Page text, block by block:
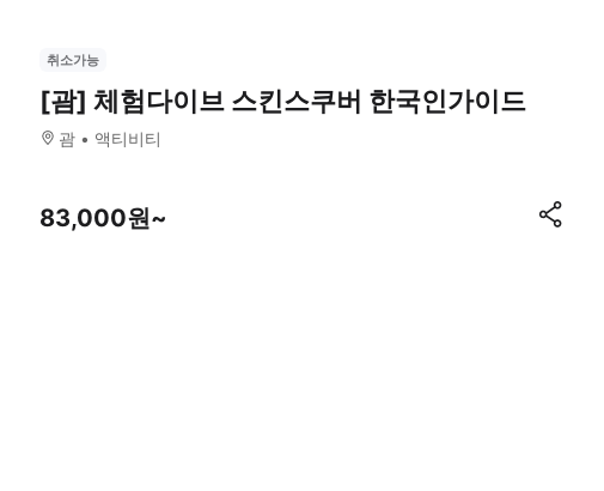
취소가능
[괌] 체험다이브 스킨스쿠버 한국인가이드
괌 액티비티
83,000원~